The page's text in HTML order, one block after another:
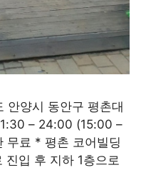
안양시 동안구 평촌대
– 24:00 (15:00 –
무료 * 평촌 코어빌딩
진입 후 지하 1층으로